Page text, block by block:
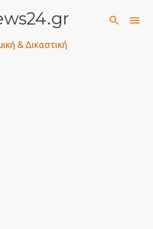
στο κύριο περιεχόμενο
& Δικαστική